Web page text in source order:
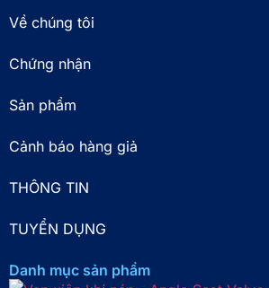
Về chúng tôi
Chứng nhận
Sản phẩm
Cảnh báo hàng giả
THÔNG TIN
TUYỂN DỤNG
Danh mục sản phẩm